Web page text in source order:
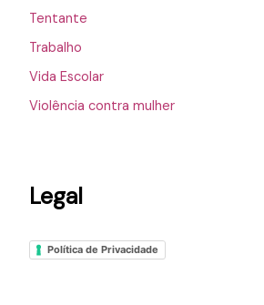
Tentante
Trabalho
Vida Escolar
Violência contra mulher
Legal
Política de Privacidade